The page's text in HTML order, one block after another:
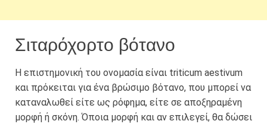
Σιταρόχορτο βότανο
Η επιστημονική του ονομασία είναι triticum aestivum
και πρόκειται για ένα βρώσιμο βότανο, που μπορεί να
καταναλωθεί είτε ως ρόφημα, είτε σε αποξηραμένη
μορφή ή σκόνη. Όποια μορφή και αν επιλεγεί, θα δώσει